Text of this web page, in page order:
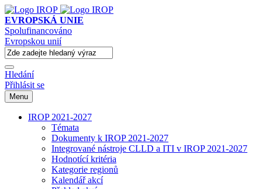
EVROPSKÁ UNIE
Spolufinancováno
Evropskou unií
Hledání
Přihlásit se
Menu
IROP 2021-2027
Témata
Dokumenty k IROP 2021-2027
Integrované nástroje CLLD a ITI v IROP 2021-2027
Hodnotící kritéria
Kategorie regionů
Kalendář akcí